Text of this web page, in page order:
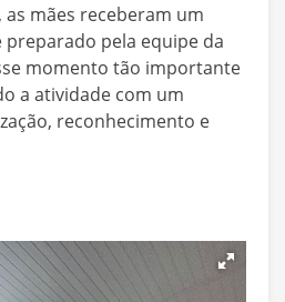
mães receberam um
pela equipe da
momento tão importante
a atividade com um
reconhecimento e